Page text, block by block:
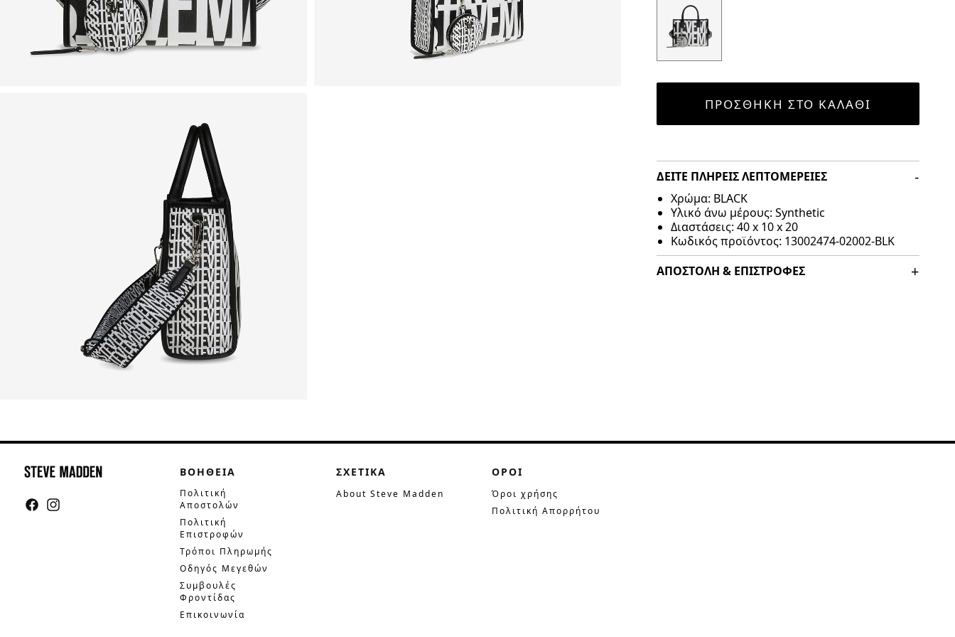
ΠΡΟΣΘΉΚΗ ΣΤΟ ΚΑΛΆΘΙ
ΔΕΊΤΕ ΠΛΉΡΕΙΣ ΛΕΠΤΟΜΈΡΕΙΕΣ
Χρώμα: BLACK
Υλικό άνω μέρους: Synthetic
Διαστάσεις: 40 x 10 x 20
Κωδικός προϊόντος: 13002474-02002-BLK
ΑΠΟΣΤΟΛΉ & ΕΠΙΣΤΡΟΦΈΣ
FacebookInstagram
ΒΟΗΘΕΙΑ
Πολιτική
Αποστολών
Πολιτική
Επιστροφών
Τρόποι Πληρωμής
Οδηγός Μεγεθών
Συμβουλές
Φροντίδας
Επικοινωνία
ΣΧΕΤΙΚΑ
About Steve Madden
ΟΡΟΙ
Όροι χρήσης
Πολιτική Απορρήτου